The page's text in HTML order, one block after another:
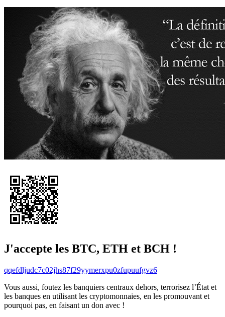
J'accepte les BTC, ETH et BCH !
qqefdljudc7c02jhs87f29yymerxpu0zfupuufgvz6
Vous aussi, foutez les banquiers centraux dehors, terrorisez l’État et
les banques en utilisant les cryptomonnaies, en les promouvant et
pourquoi pas, en faisant un don avec !